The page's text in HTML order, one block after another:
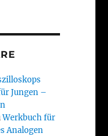
Jungen –
Werkbuch für
Analogen